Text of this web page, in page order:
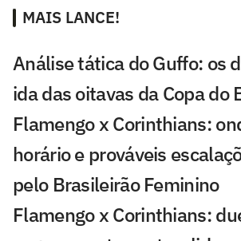
MAIS LANCE!
Análise tática do Guffo: os
ida das oitavas da Copa do
Flamengo x Corinthians:
horário e prováveis
pelo Brasileirão Feminino
Flamengo x Corinthians: